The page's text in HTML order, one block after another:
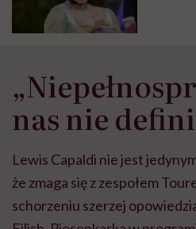
nas nie
Lewis Capaldi nie jest
że zmaga się z zespołem
schorzeniu szerzej